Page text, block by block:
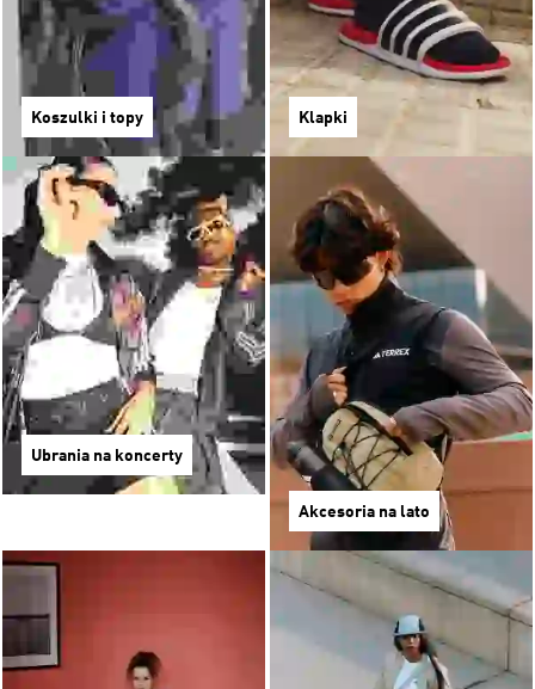
Koszulki i topy Klapki
Ubrania na koncerty
Akcesoria na lato